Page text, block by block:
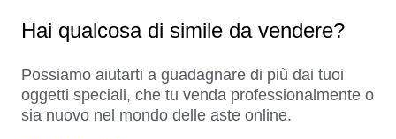
Hai qualcosa di simile da vendere?
Possiamo aiutarti a guadagnare di più dai tuoi
oggetti speciali, che tu venda professionalmente o
sia nuovo nel mondo delle aste online.